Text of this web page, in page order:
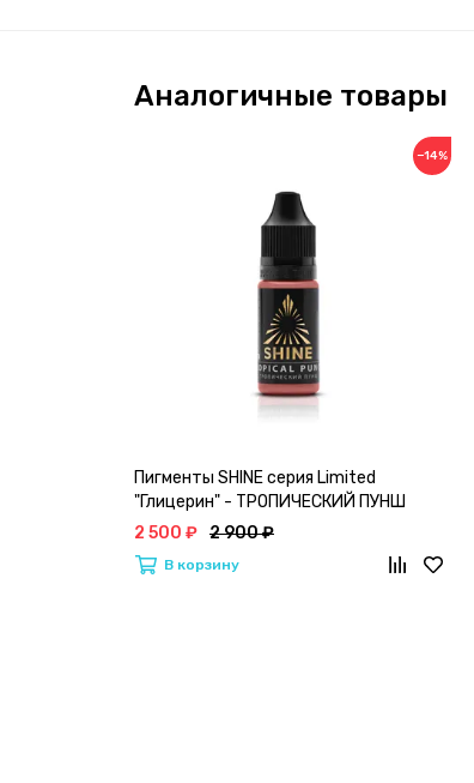
Аналогичные товары
−14%
Пигменты SHINE серия Limited
"Глицерин" - ТРОПИЧЕСКИЙ ПУНШ
(Tropical Punch)
2 500 ₽ 2 900 ₽
В корзину